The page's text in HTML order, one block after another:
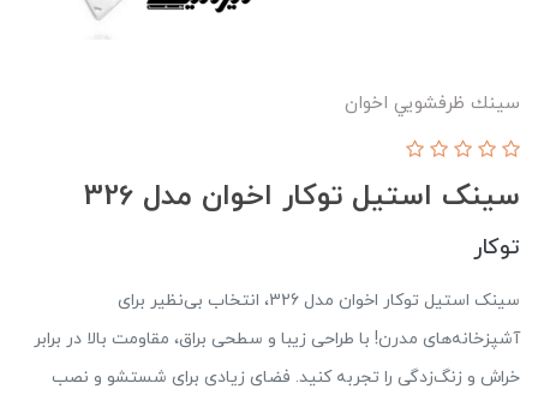
سينك ظرفشويي اخوان
سینک استیل توکار اخوان مدل 326
توکار
سینک استیل توکار اخوان مدل 326، انتخاب بی‌نظیر برای
آشپزخانه‌های مدرن! با طراحی زیبا و سطحی براق، مقاومت بالا در برابر
خراش و زنگ‌زدگی را تجربه کنید. فضای زیادی برای شستشو و نصب